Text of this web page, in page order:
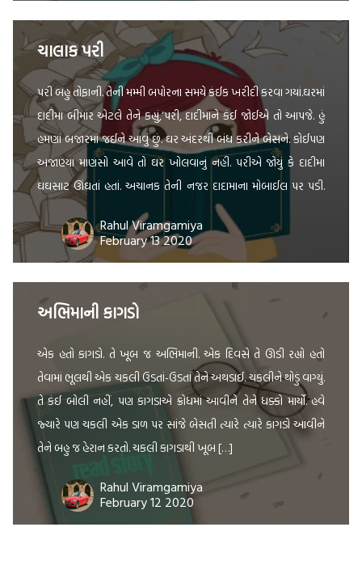
ચાલાક પરી
પરી બહુ તોફાની. તેની મમ્મી બપોરના સમયે કંઈક ખરીદી કરવા ગયાં.ઘરમાં
દાદીમા બીમાર એટલે તેને કહ્યું,‘પરી, દાદીમાને કંઈ જોઈએ તો આપજે. હું
હમણાં બજારમાં જઈને આવું છું. ઘર અંદરથી બંધ કરીને બેસને. કોઈપણ
અજાણ્યા માણસો આવે તો ઘર ખોલવાનું નહી. પરીએ જોયું કે દાદીમા
ઘઘસાટ ઊંઘતાં હતાં. અચાનક તેની નજર દાદામાના મોબાઈલ પર પડી.
Rahul Viramgamiya
February 13 2020
અભિમાની કાગડો
એક હતો કાગડો. તે ખૂબ જ અભિમાની. એક દિવસે તે ઊડી રહ્યો હતો
તેવામાં ભૂલથી એક ચકલી ઉડતાં-ઉડતાં તેને અથડાઈ. ચકલીને થોડું વાગ્યું.
તે કંઈ બોલી નહીં, પણ કાગડાએ ક્રોધમાં આવીને તેને ધક્કો માર્યો. હવે
જ્યારે પણ ચકલી એક ડાળ પર સાંજે બેસતી ત્યારે ત્યારે કાગડો આવીને
તેને બહુ જ હેરાન કરતો. ચકલી કાગડાથી ખૂબ […]
Rahul Viramgamiya
February 12 2020